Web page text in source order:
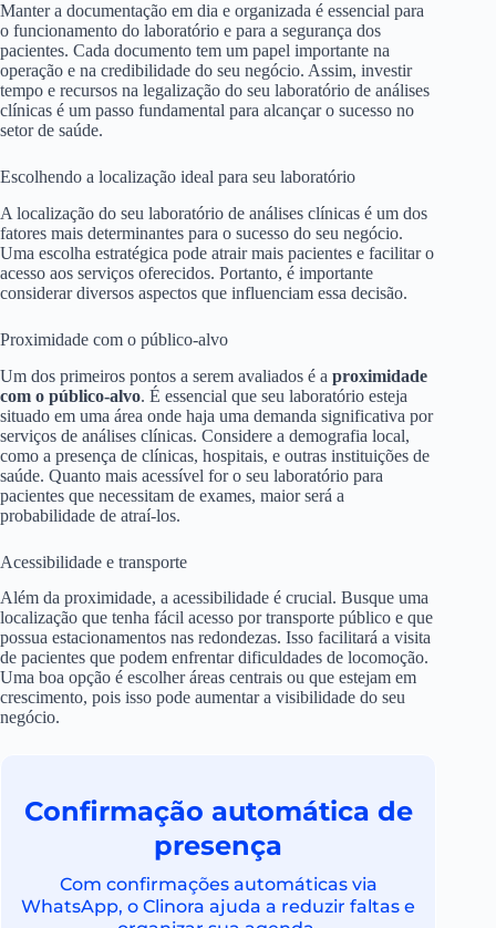
Manter a documentação em dia e organizada é essencial para
o funcionamento do laboratório e para a segurança dos
pacientes. Cada documento tem um papel importante na
operação e na credibilidade do seu negócio. Assim, investir
tempo e recursos na legalização do seu laboratório de análises
clínicas é um passo fundamental para alcançar o sucesso no
setor de saúde.
Escolhendo a localização ideal para seu laboratório
A localização do seu laboratório de análises clínicas é um dos
fatores mais determinantes para o sucesso do seu negócio.
Uma escolha estratégica pode atrair mais pacientes e facilitar o
acesso aos serviços oferecidos. Portanto, é importante
considerar diversos aspectos que influenciam essa decisão.
Proximidade com o público-alvo
Um dos primeiros pontos a serem avaliados é a proximidade
com o público-alvo. É essencial que seu laboratório esteja
situado em uma área onde haja uma demanda significativa por
serviços de análises clínicas. Considere a demografia local,
como a presença de clínicas, hospitais, e outras instituições de
saúde. Quanto mais acessível for o seu laboratório para
pacientes que necessitam de exames, maior será a
probabilidade de atraí-los.
Acessibilidade e transporte
Além da proximidade, a acessibilidade é crucial. Busque uma
localização que tenha fácil acesso por transporte público e que
possua estacionamentos nas redondezas. Isso facilitará a visita
de pacientes que podem enfrentar dificuldades de locomoção.
Uma boa opção é escolher áreas centrais ou que estejam em
crescimento, pois isso pode aumentar a visibilidade do seu
negócio.
Confirmação automática de
presença
Com confirmações automáticas via
WhatsApp, o Clinora ajuda a reduzir faltas e